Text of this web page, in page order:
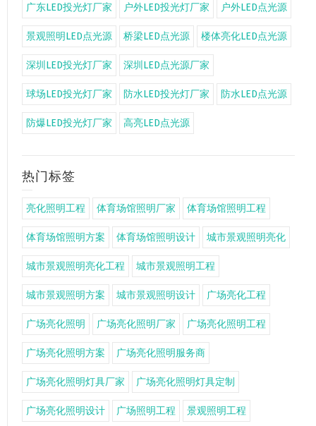
广东LED投光灯厂家 户外LED投光灯厂家 户外LED点光源
景观照明LED点光源 桥梁LED点光源 楼体亮化LED点光源
深圳LED投光灯厂家 深圳LED点光源厂家
球场LED投光灯厂家 防水LED投光灯厂家 防水LED点光源
防爆LED投光灯厂家 高亮LED点光源
热门标签
亮化照明工程 体育场馆照明厂家 体育场馆照明工程
体育场馆照明方案 体育场馆照明设计 城市景观照明亮化
城市景观照明亮化工程 城市景观照明工程
城市景观照明方案 城市景观照明设计 广场亮化工程
广场亮化照明 广场亮化照明厂家 广场亮化照明工程
广场亮化照明方案 广场亮化照明服务商
广场亮化照明灯具厂家 广场亮化照明灯具定制
广场亮化照明设计 广场照明工程 景观照明工程